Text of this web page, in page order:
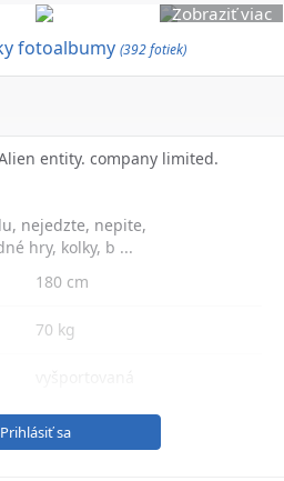
Zobraziť viac
fotoalbumy (392 fotiek)
entity. company limited.
nejedzte, nepite,
hry, kolky, b ...
180 cm
70 kg
Prihlásiť sa